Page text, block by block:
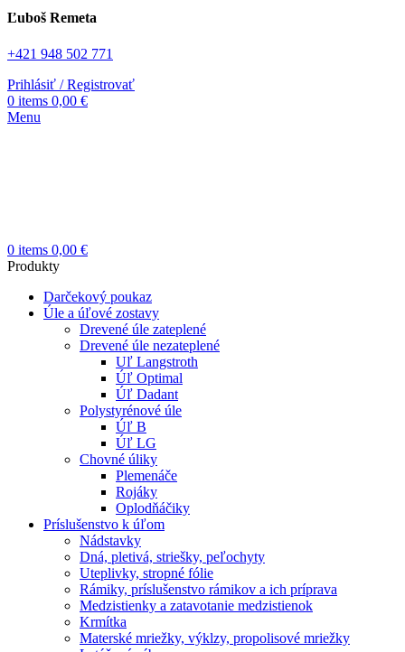
Ľuboš Remeta
+421 948 502 771
Prihlásiť / Registrovať
0 items 0,00 €
Menu
0 items 0,00 €
Produkty
Darčekový poukaz
Úle a úľové zostavy
Drevené úle zateplené
Drevené úle nezateplené
Uľ Langstroth
Úľ Optimal
Úľ Dadant
Polystyrénové úle
Úľ B
Úľ LG
Chovné úliky
Plemenáče
Rojáky
Oplodňáčiky
Príslušenstvo k úľom
Nádstavky
Dná, pletivá, striešky, peľochyty
Uteplivky, stropné fólie
Rámiky, príslušenstvo rámikov a ich príprava
Medzistienky a zatavotanie medzistienok
Krmítka
Materské mriežky, výklzy, propolisové mriežky